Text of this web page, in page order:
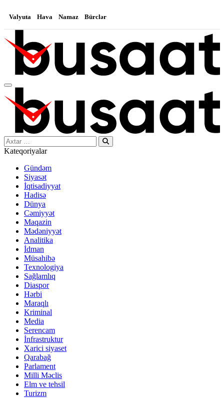
Valyuta Hava Namaz Bürclər
Search…
Kateqoriyalar
Gündəm
Siyasət
İqtisadiyyat
Hadisə
Dünya
Cəmiyyət
Maqazin
Mədəniyyət
Analitika
İdman
Müsahibə
Texnologiya
Sağlamlıq
Diaspor
Hərbi
Maraqlı
Kriminal
Media
Serencam
İnfrastruktur
Xarici siyaset
Qarabağ
Parlament
Milli Məclis
Elm ve tehsil
Turizm